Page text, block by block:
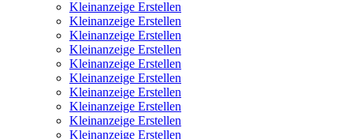
Kleinanzeige Erstellen
Kleinanzeige Erstellen
Kleinanzeige Erstellen
Kleinanzeige Erstellen
Kleinanzeige Erstellen
Kleinanzeige Erstellen
Kleinanzeige Erstellen
Kleinanzeige Erstellen
Kleinanzeige Erstellen
Kleinanzeige Erstellen